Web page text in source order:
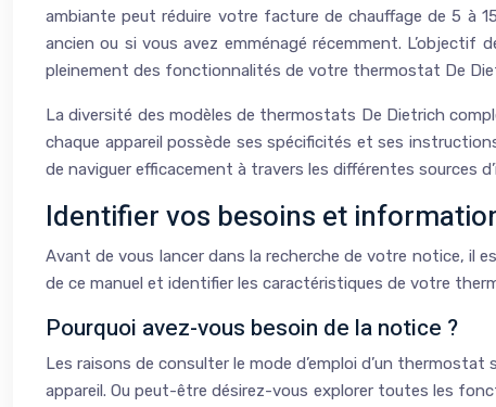
ambiante peut réduire votre facture de chauffage de 5 à
ancien ou si vous avez emménagé récemment.
pleinement des fonctionnalités de votre thermostat De
La diversité des modèles de thermostats De Dietrich
chaque appareil possède ses spécificités et ses
de naviguer efficacement à travers les différentes sources
Identifier vos besoins et
Avant de vous lancer dans la recherche de votre notice, il
de ce manuel et identifier les caractéristiques de votre
Pourquoi avez-vous besoin de la notice ?
Les raisons de consulter le mode d’emploi d’un
appareil. Ou peut-être désirez-vous explorer toutes les